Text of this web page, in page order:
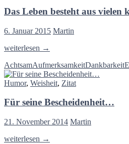
Das Leben besteht aus
6. Januar 2015 Martin
Das
besteht
aus
vielen
Münzen…
weiterlesen →
AchtsamAufmerksamkeitDankbarkeit
Humor, Weisheit, Zitat
Für seine Bescheidenheit…
21. November 2014 Martin
Für
weiterlesen →